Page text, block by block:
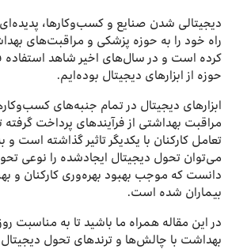
EN
دیجیتالی شدن صنایع و کسب‌وکارها،
راه خود را به حوزه پزشکی و مراقبت‌های
کرده است و در سال‌های اخیر شاهد استفاده
حوزه از ابزارهای دیجیتال بوده‌ایم.
ابزارهای دیجیتال در تمام جنبه‌های
مراقبت بهداشتی از فرآیندهای پرداخت گرفته
تعامل کارکنان با یکدیگر تاثیر گذاشته است و
می‌توان تحول دیجیتال ایجادشده را نوعی
دانست که موجب بهبود بهره‌وری کارکنان و
بیماران شده است.
در این مقاله همراه ما باشید تا به مناسبت
بهداشت با چالش‌ها و ترندهای تحول